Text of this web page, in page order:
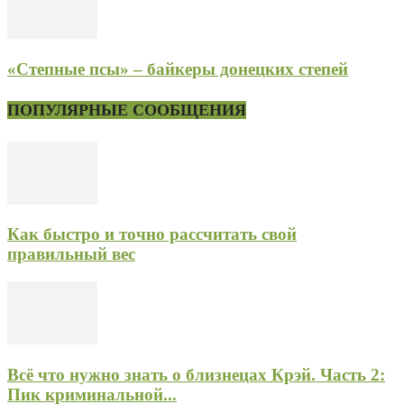
«Степные псы» – байкеры донецких степей
ПОПУЛЯРНЫЕ СООБЩЕНИЯ
Как быстро и точно рассчитать свой
правильный вес
Всё что нужно знать о близнецах Крэй. Часть 2:
Пик криминальной...